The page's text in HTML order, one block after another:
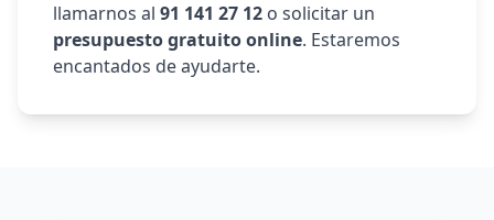
llamarnos al 91 141 27 12 o solicitar un
presupuesto gratuito online. Estaremos
encantados de ayudarte.